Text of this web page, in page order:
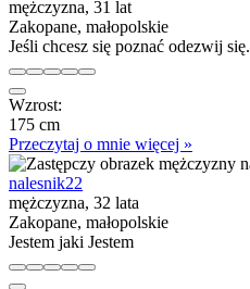
mężczyzna, 31 lat
Zakopane, małopolskie
Jeśli chcesz się poznać odezwij się.
Wzrost:
175 cm
Przeczytaj o mnie więcej »
nalesnik22
mężczyzna, 32 lata
Zakopane, małopolskie
Jestem jaki Jestem